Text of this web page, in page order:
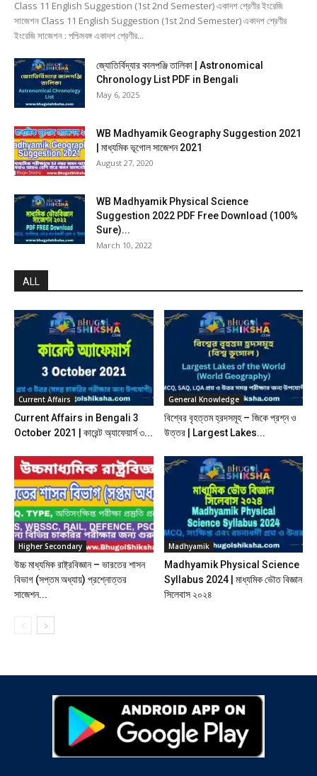
Class 11 English Suggestion (1st 2nd Semester) একাদশ শ্রেণীর ইংরেজি
সাজেশন Class 11 English Suggestion (1st 2nd Semester) একাদশ শ্রেণীর
ইংরেজি সাজেশন : পশ্চিমবঙ্গ একাদশ শ্রেণীর...
জ্যোতির্বিদ্যার কালপঞ্জি তালিকা | Astronomical
Chronology List PDF in Bengali
May 6, 2025
WB Madhyamik Geography Suggestion 2021
| মাধ্যমিক ভূগোল সাজেশন 2021
August 27, 2020
WB Madhyamik Physical Science
Suggestion 2022 PDF Free Download (100%
Sure)...
March 10, 2022
ALL
Current Affairs
Current Affairs in Bengali 3
October 2021 | কারেন্ট অ্যাফেয়ার্স ৩...
General Knowledge
বিশ্বের বৃহত্তম হ্রদসমূহ – জিকে প্রশ্ন ও
উত্তর | Largest Lakes...
Higher Secondary
উচ্চ মাধ্যমিক রাষ্ট্রবিজ্ঞান – ভারতের শাসন
বিভাগ (সপ্তম অধ্যায়) প্রশ্নোত্তর
সাজেশন...
Madhyamik
Madhyamik Physical Science
Syllabus 2024 | মাধ্যমিক ভৌত বিজ্ঞান
সিলেবাস ২০২৪